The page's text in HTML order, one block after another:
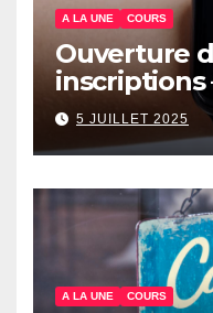
A LA UNE COURS
Ouverture
inscriptions
5 JUILLET 2025
A LA UNE COURS